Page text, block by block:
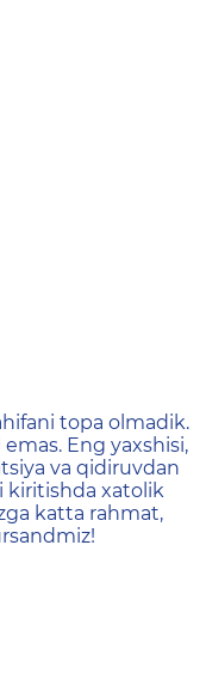
неtopa olmadik.
Eng yaxshisi,
va qidiruvdan
kiritishda xatolik
katta rahmat,